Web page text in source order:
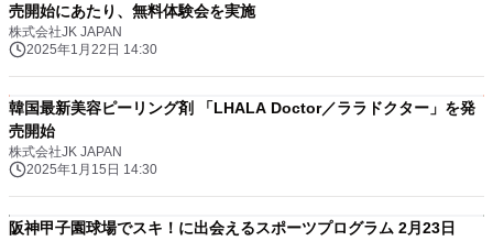
売開始にあたり、無料体験会を実施
株式会社JK JAPAN
2025年1月22日 14:30
韓国最新美容ピーリング剤 「LHALA Doctor／ララドクター」を発
売開始
株式会社JK JAPAN
2025年1月15日 14:30
阪神甲子園球場でスキ！に出会えるスポーツプログラム 2月23日